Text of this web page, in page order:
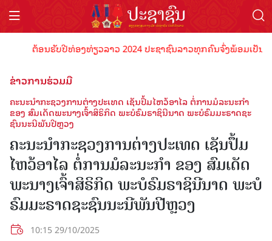
ຕ້ອນຮັບປີທ່ອງທ່ຽວລາວ 2024 ປະຊາຊົນລາວທຸກຄົນຈົ່ງພ້ອມເປັນເຈົ້
ຂ່າວການຮ່ວມມື
ຄະນະນໍາກະຊວງການຕ່າງປະເທດ ເຊັນປຶ້ມໄຫວ້ອາໄລ ຕໍ່ການມໍລະນະກໍາ
ຂອງ ສົມເດັດພະນາງເຈົ້າສິຣິກິດ ພະບໍຣົມຣາຊິນີນາດ ພະບໍຣົມມະຣາດຊະ
ຊົນນະນີພັນປີຫຼວງ
ຄະນະນໍາກະຊວງການຕ່າງປະເທດ ເຊັນປຶ້ມ
ໄຫວ້ອາໄລ ຕໍ່ການມໍລະນະກໍາ ຂອງ ສົມເດັດ
ພະນາງເຈົ້າສິຣິກິດ ພະບໍຣົມຣາຊິນີນາດ ພະບໍ
ຣົມມະຣາດຊະຊົນນະນີພັນປີຫຼວງ
10:15 29/10/2025